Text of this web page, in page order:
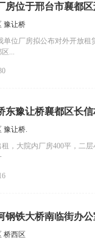
房位于邢台市襄都
豫让桥
单位厂房拟公布对外开放
...
东豫让桥襄都区长
豫让桥.
，大院内厂房400平，二
钢铁大桥南临街办
桥西区